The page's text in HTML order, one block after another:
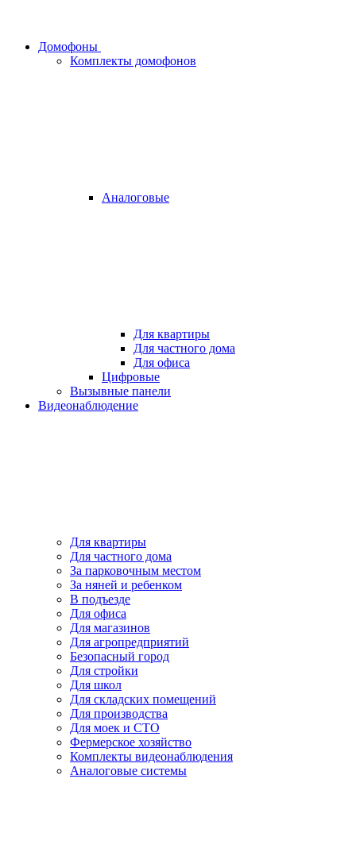
Домофоны
Комплекты домофонов
Аналоговые
Для квартиры
Для частного дома
Для офиса
Цифровые
Вызывные панели
Видеонаблюдение
Для квартиры
Для частного дома
За парковочным местом
За няней и ребенком
В подъезде
Для офиса
Для магазинов
Для агропредприятий
Безопасный город
Для стройки
Для школ
Для складских помещений
Для производства
Для моек и СТО
Фермерское хозяйство
Комплекты видеонаблюдения
Аналоговые системы